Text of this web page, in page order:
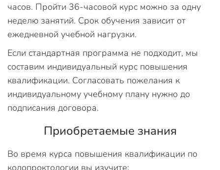
часов. Пройти 36-часовой курс можно за одну
неделю занятий. Срок обучения зависит от
ежедневной учебной нагрузки.
Если стандартная программа не подходит, мы
составим индивидуальный курс повышения
квалификации. Согласовать пожелания к
индивидуальному учебному плану нужно до
подписания договора.
Приобретаемые знания
Во время курса повышения квалификации по
колопроктологии вы изучите: